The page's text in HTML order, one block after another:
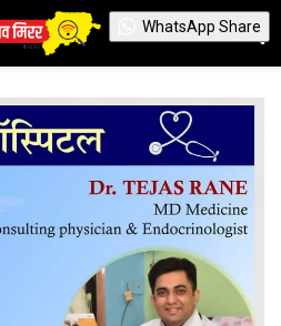
WhatsApp Share